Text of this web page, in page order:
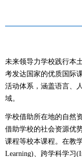
未来领导力学校践行本
考发达国家的优质国际
活动体系，涵盖语言、
域。
学校借助所在地的自然
借助学校的社会资源优
课程等校本课程。在教
Learning)、跨学科学习